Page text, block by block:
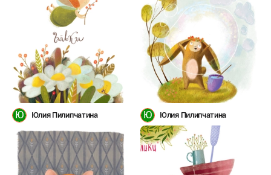
Ю Юлия Пилипчатина Ю Юлия Пилипчатина